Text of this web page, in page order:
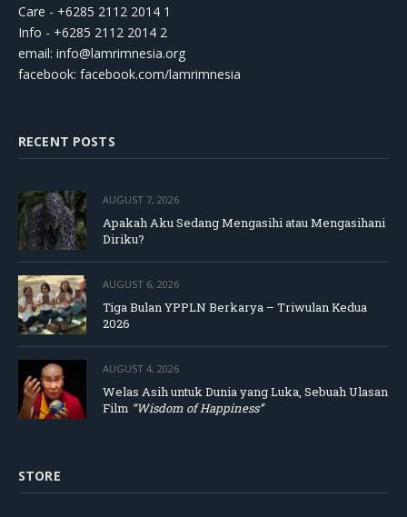
Care - +6285 2112 2014 1
Info - +6285 2112 2014 2
email: info@lamrimnesia.org
facebook: facebook.com/lamrimnesia
RECENT POSTS
AUGUST 7, 2026
Apakah Aku Sedang Mengasihi atau Mengasihani
Diriku?
AUGUST 6, 2026
Tiga Bulan YPPLN Berkarya – Triwulan Kedua
2026
AUGUST 4, 2026
Welas Asih untuk Dunia yang Luka, Sebuah Ulasan
Film “Wisdom of Happiness”
STORE